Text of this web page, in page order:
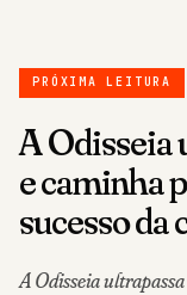
PRÓXIMA LEITURA
A Odisseia
e caminha
sucesso
A Odisseia